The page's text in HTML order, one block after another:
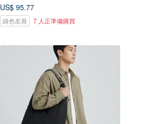
US$ 95.77
綠色友善 7 人正準備購買